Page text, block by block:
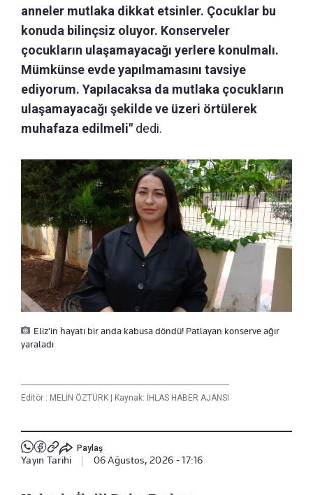
anneler mutlaka dikkat etsinler. Çocuklar bu
konuda bilinçsiz oluyor. Konserveler
çocukların ulaşamayacağı yerlere konulmalı.
Mümkünse evde yapılmamasını tavsiye
ediyorum. Yapılacaksa da mutlaka çocukların
ulaşamayacağı şekilde ve üzeri örtülerek
muhafaza edilmeli" dedi.
Eliz'in hayatı bir anda kabusa döndü! Patlayan konserve ağır
yaraladı
Editör : MELİN ÖZTÜRK Kaynak: İHLAS HABER AJANSI
Paylaş
Yayın Tarihi 06 Ağustos, 2026 - 17:16